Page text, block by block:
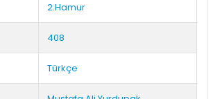
2.Hamur
408
Türkçe